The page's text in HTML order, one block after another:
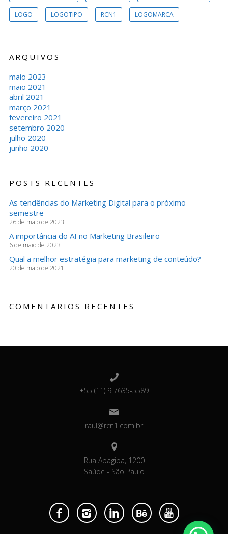
LOGO LOGOTIPO RCN1 LOGOMARCA
ARQUIVOS
maio 2023
maio 2021
abril 2021
março 2021
fevereiro 2021
setembro 2020
julho 2020
junho 2020
POSTS RECENTES
As tendências do Marketing Digital para o próximo
semestre
26 de maio de 2023
A importância do AI no Marketing Brasileiro
6 de maio de 2023
Qual a melhor estratégia para marketing de conteúdo?
20 de maio de 2021
COMENTARIOS RECENTES
+55 (11) 9 7635-5589
raul@rcn1.com.br
Rua Abagiba, 1200
Saúde - São Paulo